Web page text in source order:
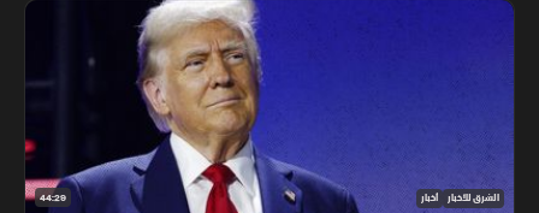
44:29 الشرق للأخبار أخبار